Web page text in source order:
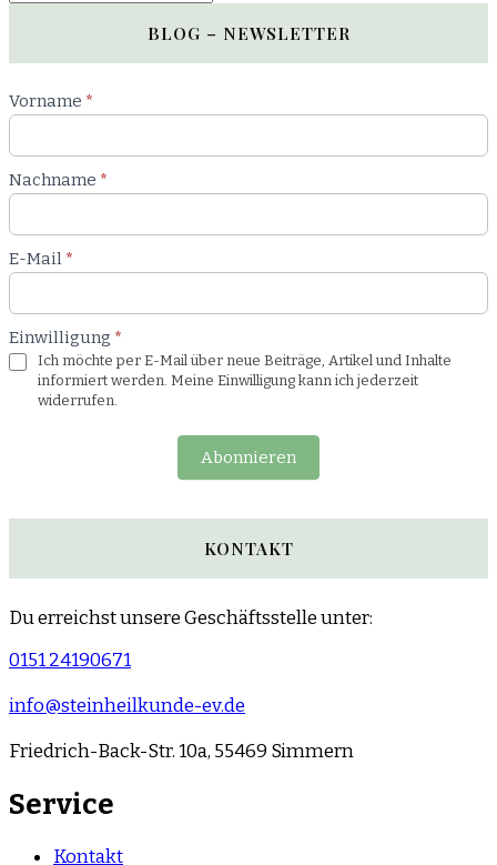
BLOG – NEWSLETTER
Newsletter
Blog
Vorname *
Nachname *
E-Mail *
Einwilligung *
Ich möchte per E-Mail über neue Beiträge, Artikel und Inhalte
informiert werden. Meine Einwilligung kann ich jederzeit
widerrufen.
Abonnieren
KONTAKT
Du erreichst unsere Geschäftsstelle unter:
0151 24190671
info@steinheilkunde-ev.de
Friedrich-Back-Str. 10a, 55469 Simmern
Service
Kontakt